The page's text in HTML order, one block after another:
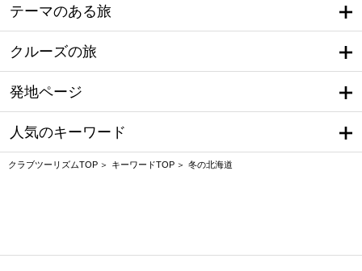
テーマのある旅
クルーズの旅
発地ページ
人気のキーワード
クラブツーリズムTOP キーワードTOP 冬の北海道